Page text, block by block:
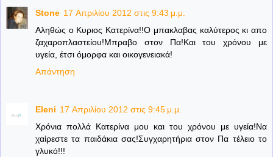
Stone 17 Απριλίου 2012 στις 9:43 μ.μ.
Αληθώς ο Κυριος Κατερίνα!!Ο μπακλαβας καλύτερος κι απο
ζαχαροπλαστείου!Μπραβο στον Πα!Και του χρόνου με
υγεία, έτσι όμορφα και οικογενειακά!
Απάντηση
Eleni 17 Απριλίου 2012 στις 9:45 μ.μ.
Χρόνια πολλά Κατερίνα μου και του χρόνου με υγεία!Να
χαίρεστε τα παιδάκια σας!Συγχαρητήρια στον Πα τέλειο το
γλυκό!!!